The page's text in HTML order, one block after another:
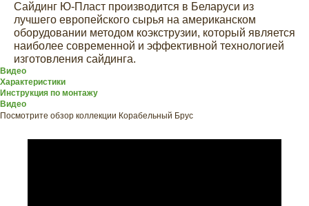
Сайдинг Ю-Пласт производится в Беларуси из
лучшего европейского сырья на американском
оборудовании методом коэкструзии, который является
наиболее современной и эффективной технологией
изготовления сайдинга.
Видео
Характеристики
Инструкция по монтажу
Видео
Посмотрите обзор коллекции Корабельный Брус